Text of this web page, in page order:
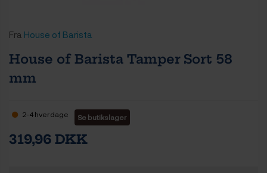
Fra House of Barista
House of Barista Tamper Sort 58
mm
2-4 hverdage Se butikslager
319,96 DKK